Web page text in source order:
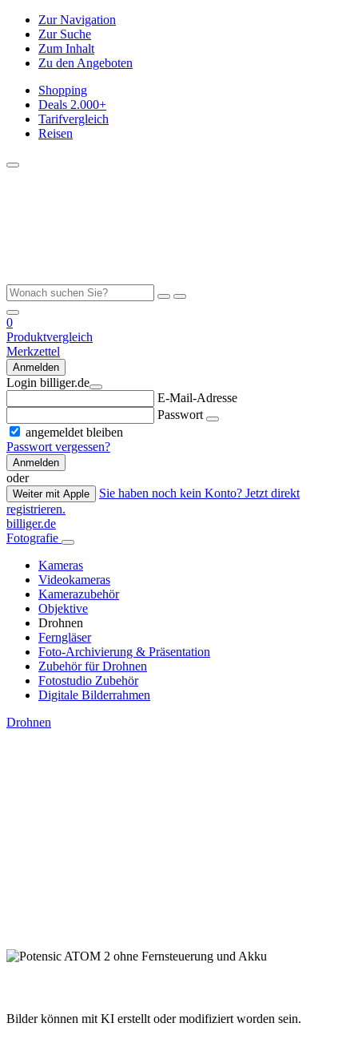
Zur Navigation
Zur Suche
Zum Inhalt
Zu den Angeboten
Shopping
Deals 2.000+
Tarifvergleich
Reisen
0
Produktvergleich
Merkzettel
Anmelden
Login billiger.de
E-Mail-Adresse
Passwort
angemeldet bleiben
Passwort vergessen?
Anmelden
oder
Weiter mit Apple
Sie haben noch kein Konto? Jetzt direkt
registrieren.
billiger.de
Fotografie
Kameras
Videokameras
Kamerazubehör
Objektive
Drohnen
Ferngläser
Foto-Archivierung & Präsentation
Zubehör für Drohnen
Fotostudio Zubehör
Digitale Bilderrahmen
Drohnen
Bilder können mit KI erstellt oder modifiziert worden sein.